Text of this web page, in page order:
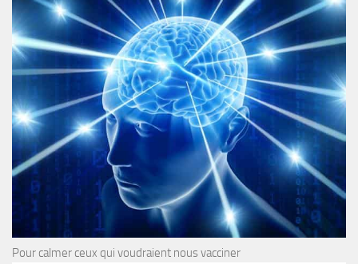
Pour calmer ceux qui voudraient nous vacciner